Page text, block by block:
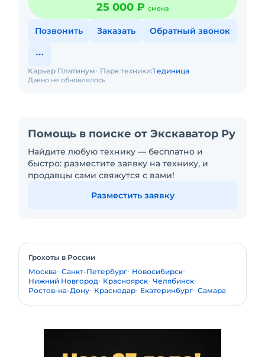
25 000 ₽ смена
Позвонить Заказать Обратный звонок
Давно не обновлялось
Карьер Платинум Парк техники:1 единица
Помощь в поиске от Экскаватор Ру
Найдите любую технику — бесплатно и
быстро: разместите заявку на технику, и
продавцы сами свяжутся с вами!
Разместить заявку
Грохоты в России
Москва Санкт-Петербург Новосибирск
Нижний Новгород Красноярск Челябинск
Ростов-на-Дону Краснодар Екатеринбург Самара